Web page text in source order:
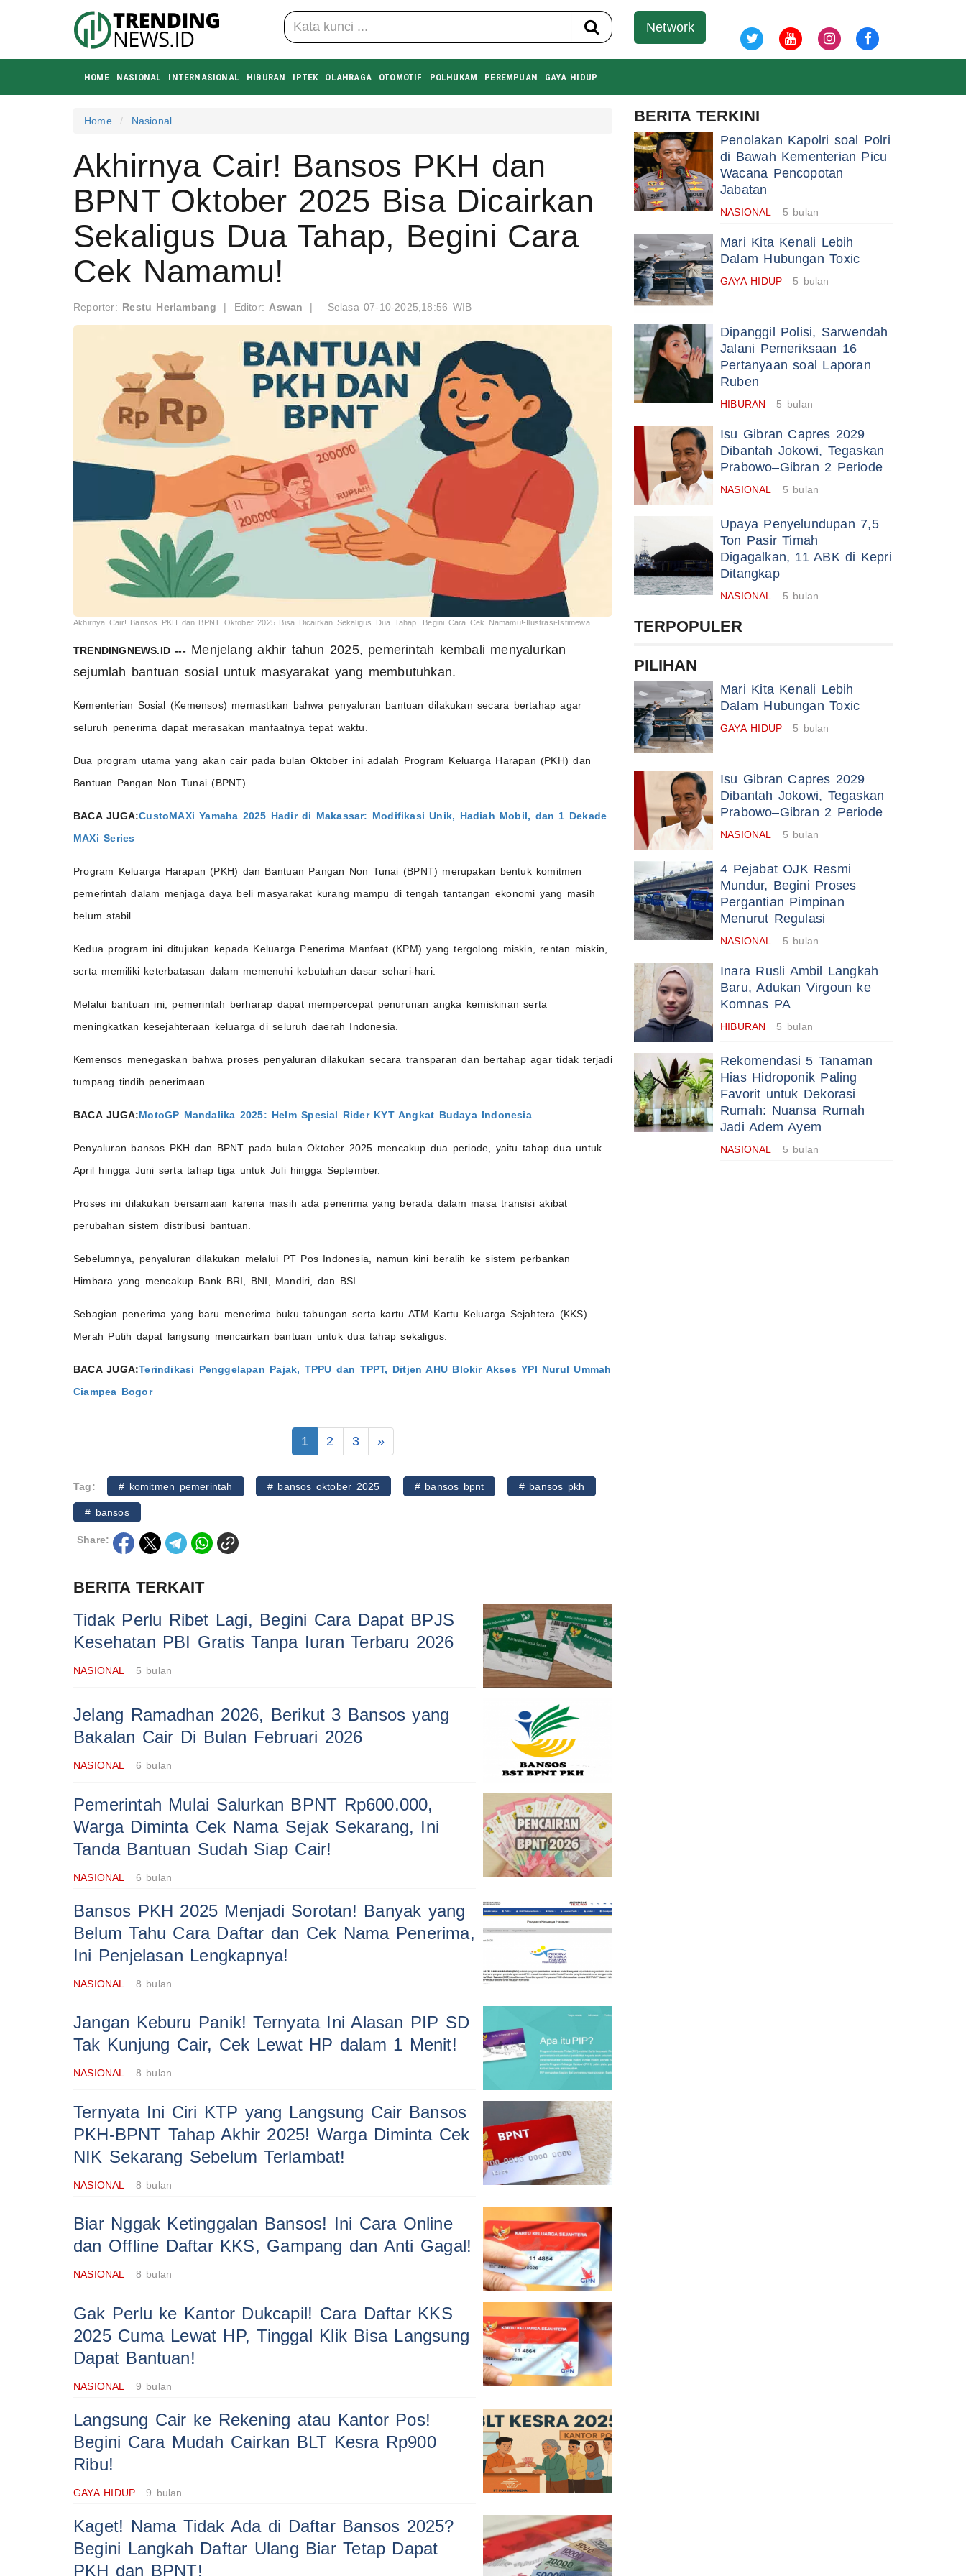
Network
HOME NASIONAL INTERNASIONAL HIBURAN IPTEK OLAHRAGA OTOMOTIF POLHUKAM PEREMPUAN GAYA HIDUP
Home Nasional
Akhirnya Cair! Bansos PKH dan
BPNT Oktober 2025 Bisa Dicairkan
Sekaligus Dua Tahap, Begini Cara
Cek Namamu!
Reporter: Restu Herlambang | Editor: Aswan | Selasa 07-10-2025,18:56 WIB
Akhirnya Cair! Bansos PKH dan BPNT Oktober 2025 Bisa Dicairkan Sekaligus Dua Tahap, Begini Cara Cek Namamu!-Ilustrasi-Istimewa
TRENDINGNEWS.ID ---Menjelang akhir tahun 2025, pemerintah kembali menyalurkan
sejumlah bantuan sosial untuk masyarakat yang membutuhkan.
Kementerian Sosial (Kemensos) memastikan bahwa penyaluran bantuan dilakukan secara bertahap agar
seluruh penerima dapat merasakan manfaatnya tepat waktu.
Dua program utama yang akan cair pada bulan Oktober ini adalah Program Keluarga Harapan (PKH) dan
Bantuan Pangan Non Tunai (BPNT).
BACA JUGA:CustoMAXi Yamaha 2025 Hadir di Makassar: Modifikasi Unik, Hadiah Mobil, dan 1 Dekade
MAXi Series
Program Keluarga Harapan (PKH) dan Bantuan Pangan Non Tunai (BPNT) merupakan bentuk komitmen
pemerintah dalam menjaga daya beli masyarakat kurang mampu di tengah tantangan ekonomi yang masih
belum stabil.
Kedua program ini ditujukan kepada Keluarga Penerima Manfaat (KPM) yang tergolong miskin, rentan miskin,
serta memiliki keterbatasan dalam memenuhi kebutuhan dasar sehari-hari.
Melalui bantuan ini, pemerintah berharap dapat mempercepat penurunan angka kemiskinan serta
meningkatkan kesejahteraan keluarga di seluruh daerah Indonesia.
Kemensos menegaskan bahwa proses penyaluran dilakukan secara transparan dan bertahap agar tidak terjadi
tumpang tindih penerimaan.
BACA JUGA:MotoGP Mandalika 2025: Helm Spesial Rider KYT Angkat Budaya Indonesia
Penyaluran bansos PKH dan BPNT pada bulan Oktober 2025 mencakup dua periode, yaitu tahap dua untuk
April hingga Juni serta tahap tiga untuk Juli hingga September.
Proses ini dilakukan bersamaan karena masih ada penerima yang berada dalam masa transisi akibat
perubahan sistem distribusi bantuan.
Sebelumnya, penyaluran dilakukan melalui PT Pos Indonesia, namun kini beralih ke sistem perbankan
Himbara yang mencakup Bank BRI, BNI, Mandiri, dan BSI.
Sebagian penerima yang baru menerima buku tabungan serta kartu ATM Kartu Keluarga Sejahtera (KKS)
Merah Putih dapat langsung mencairkan bantuan untuk dua tahap sekaligus.
BACA JUGA:Terindikasi Penggelapan Pajak, TPPU dan TPPT, Ditjen AHU Blokir Akses YPI Nurul Ummah
Ciampea Bogor
1 2 3 »
Tag: # komitmen pemerintah # bansos oktober 2025 # bansos bpnt # bansos pkh
# bansos
Share:
BERITA TERKAIT
Tidak Perlu Ribet Lagi, Begini Cara Dapat BPJS
Kesehatan PBI Gratis Tanpa Iuran Terbaru 2026
NASIONAL 5 bulan
Jelang Ramadhan 2026, Berikut 3 Bansos yang
Bakalan Cair Di Bulan Februari 2026
NASIONAL 6 bulan
Pemerintah Mulai Salurkan BPNT Rp600.000,
Warga Diminta Cek Nama Sejak Sekarang, Ini
Tanda Bantuan Sudah Siap Cair!
NASIONAL 6 bulan
Bansos PKH 2025 Menjadi Sorotan! Banyak yang
Belum Tahu Cara Daftar dan Cek Nama Penerima,
Ini Penjelasan Lengkapnya!
NASIONAL 8 bulan
Jangan Keburu Panik! Ternyata Ini Alasan PIP SD
Tak Kunjung Cair, Cek Lewat HP dalam 1 Menit!
NASIONAL 8 bulan
Ternyata Ini Ciri KTP yang Langsung Cair Bansos
PKH-BPNT Tahap Akhir 2025! Warga Diminta Cek
NIK Sekarang Sebelum Terlambat!
NASIONAL 8 bulan
Biar Nggak Ketinggalan Bansos! Ini Cara Online
dan Offline Daftar KKS, Gampang dan Anti Gagal!
NASIONAL 8 bulan
Gak Perlu ke Kantor Dukcapil! Cara Daftar KKS
2025 Cuma Lewat HP, Tinggal Klik Bisa Langsung
Dapat Bantuan!
NASIONAL 9 bulan
Langsung Cair ke Rekening atau Kantor Pos!
Begini Cara Mudah Cairkan BLT Kesra Rp900
Ribu!
GAYA HIDUP 9 bulan
Kaget! Nama Tidak Ada di Daftar Bansos 2025?
Begini Langkah Daftar Ulang Biar Tetap Dapat
PKH dan BPNT!
BERITA TERKINI
Penolakan Kapolri soal Polri
di Bawah Kementerian Picu
Wacana Pencopotan
Jabatan
NASIONAL 5 bulan
Mari Kita Kenali Lebih
Dalam Hubungan Toxic
GAYA HIDUP 5 bulan
Dipanggil Polisi, Sarwendah
Jalani Pemeriksaan 16
Pertanyaan soal Laporan
Ruben
HIBURAN 5 bulan
Isu Gibran Capres 2029
Dibantah Jokowi, Tegaskan
Prabowo–Gibran 2 Periode
NASIONAL 5 bulan
Upaya Penyelundupan 7,5
Ton Pasir Timah
Digagalkan, 11 ABK di Kepri
Ditangkap
NASIONAL 5 bulan
TERPOPULER
PILIHAN
Mari Kita Kenali Lebih
Dalam Hubungan Toxic
GAYA HIDUP 5 bulan
Isu Gibran Capres 2029
Dibantah Jokowi, Tegaskan
Prabowo–Gibran 2 Periode
NASIONAL 5 bulan
4 Pejabat OJK Resmi
Mundur, Begini Proses
Pergantian Pimpinan
Menurut Regulasi
NASIONAL 5 bulan
Inara Rusli Ambil Langkah
Baru, Adukan Virgoun ke
Komnas PA
HIBURAN 5 bulan
Rekomendasi 5 Tanaman
Hias Hidroponik Paling
Favorit untuk Dekorasi
Rumah: Nuansa Rumah
Jadi Adem Ayem
NASIONAL 5 bulan